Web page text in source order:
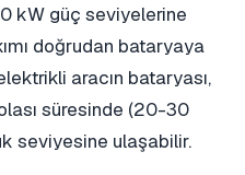
kW güç seviyelerine
doğrudan bataryaya
aracın bataryası,
süresinde (20-30
seviyesine ulaşabilir.